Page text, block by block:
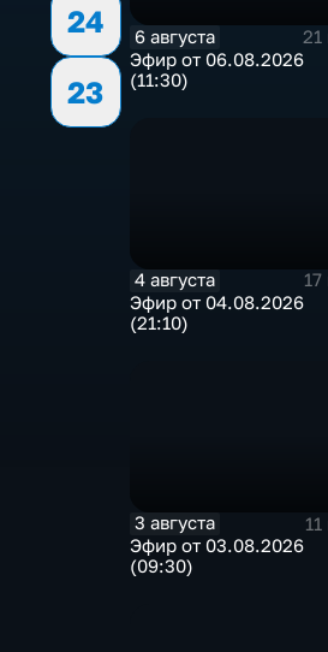
24
23
6 августа
21
Эфир от 06.08.2026
(11:30)
4 августа
Эфир от 04.08.2026
(21:10)
3 августа
Эфир от 03.08.2026
(09:30)